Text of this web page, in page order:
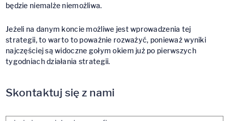
będzie niemalże niemożliwa.
Jeżeli na danym koncie możliwe jest wprowadzenia tej
strategii, to warto to poważnie rozważyć, ponieważ wyniki
najczęściej są widoczne gołym okiem już po pierwszych
tygodniach działania strategii.
Skontaktuj się z nami